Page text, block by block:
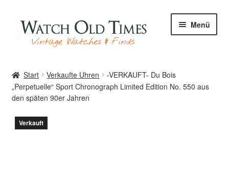
Zur
Navigation
springen
Zum
Inhalt
springen
Menü
Start Verkaufte Uhren
-VERKAUFT- Du Bois
„Perpetuelle“ Sport Chronograph Limited Edition No. 550 aus
den späten 90er Jahren
Verkauft